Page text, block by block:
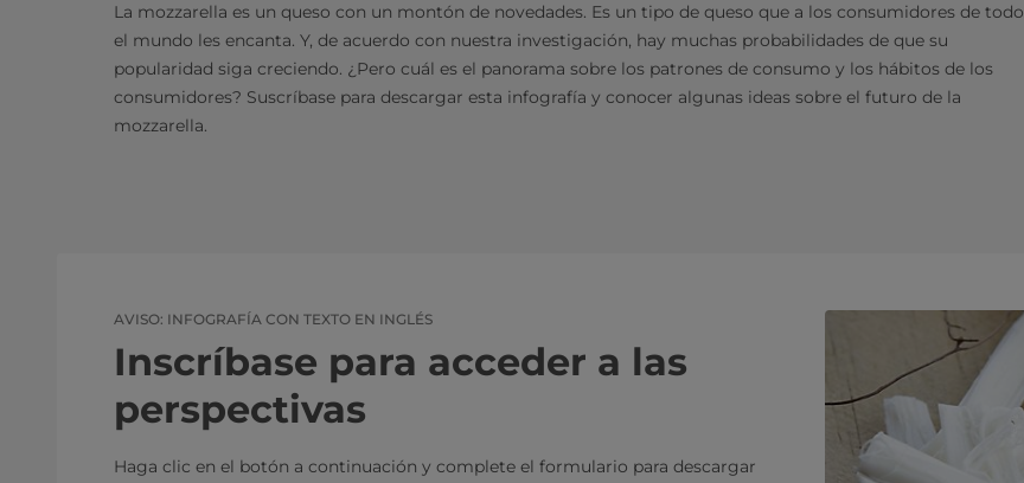
La mozzarella es un queso con un montón de novedades. Es un tipo de queso que a los consumidores de todo
el mundo les encanta. Y, de acuerdo con nuestra investigación, hay muchas probabilidades de que su
popularidad siga creciendo. ¿Pero cuál es el panorama sobre los patrones de consumo y los hábitos de los
consumidores? Suscríbase para descargar esta infografía y conocer algunas ideas sobre el futuro de la
mozzarella.
AVISO: INFOGRAFÍA CON TEXTO EN INGLÉS
Inscríbase para acceder a las
perspectivas
Haga clic en el botón a continuación y complete el formulario para descargar